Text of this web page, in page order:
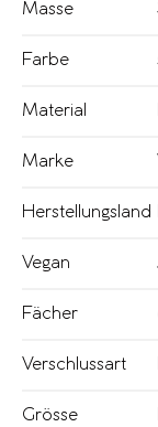
Masse
Farbe
Material
Marke
Herstellungsland
Vegan
Fächer
Verschlussart
Grösse